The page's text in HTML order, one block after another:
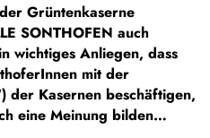
Grüntenkaserne
SONTHOFEN auch
wichtiges Anliegen, dass
mit der
der Kasernen beschäftigen,
eine Meinung bilden…